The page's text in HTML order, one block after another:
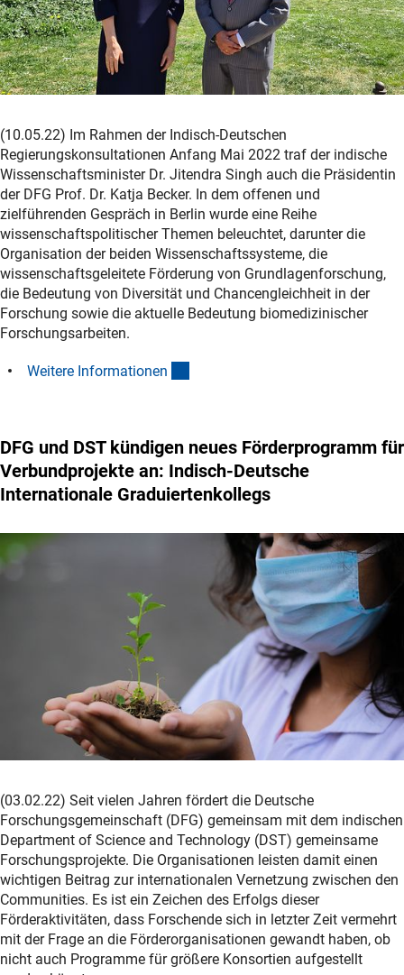
(10.05.22) Im Rahmen der Indisch-Deutschen
Regierungskonsultationen Anfang Mai 2022 traf der indische
Wissenschaftsminister Dr. Jitendra Singh auch die Präsidentin
der DFG Prof. Dr. Katja Becker. In dem offenen und
zielführenden Gespräch in Berlin wurde eine Reihe
wissenschaftspolitischer Themen beleuchtet, darunter die
Organisation der beiden Wissenschaftssysteme, die
wissenschaftsgeleitete Förderung von Grundlagenforschung,
die Bedeutung von Diversität und Chancengleichheit in der
Forschung sowie die aktuelle Bedeutung biomedizinischer
Forschungsarbeiten.
Weitere Informationen
DFG und DST kündigen neues Förderprogramm für
Verbundprojekte an: Indisch-Deutsche
Internationale Graduiertenkollegs
(03.02.22) Seit vielen Jahren fördert die Deutsche
Forschungsgemeinschaft (DFG) gemeinsam mit dem indischen
Department of Science and Technology (DST) gemeinsame
Forschungsprojekte. Die Organisationen leisten damit einen
wichtigen Beitrag zur internationalen Vernetzung zwischen den
Communities. Es ist ein Zeichen des Erfolgs dieser
Förderaktivitäten, dass Forschende sich in letzter Zeit vermehrt
mit der Frage an die Förderorganisationen gewandt haben, ob
nicht auch Programme für größere Konsortien aufgestellt